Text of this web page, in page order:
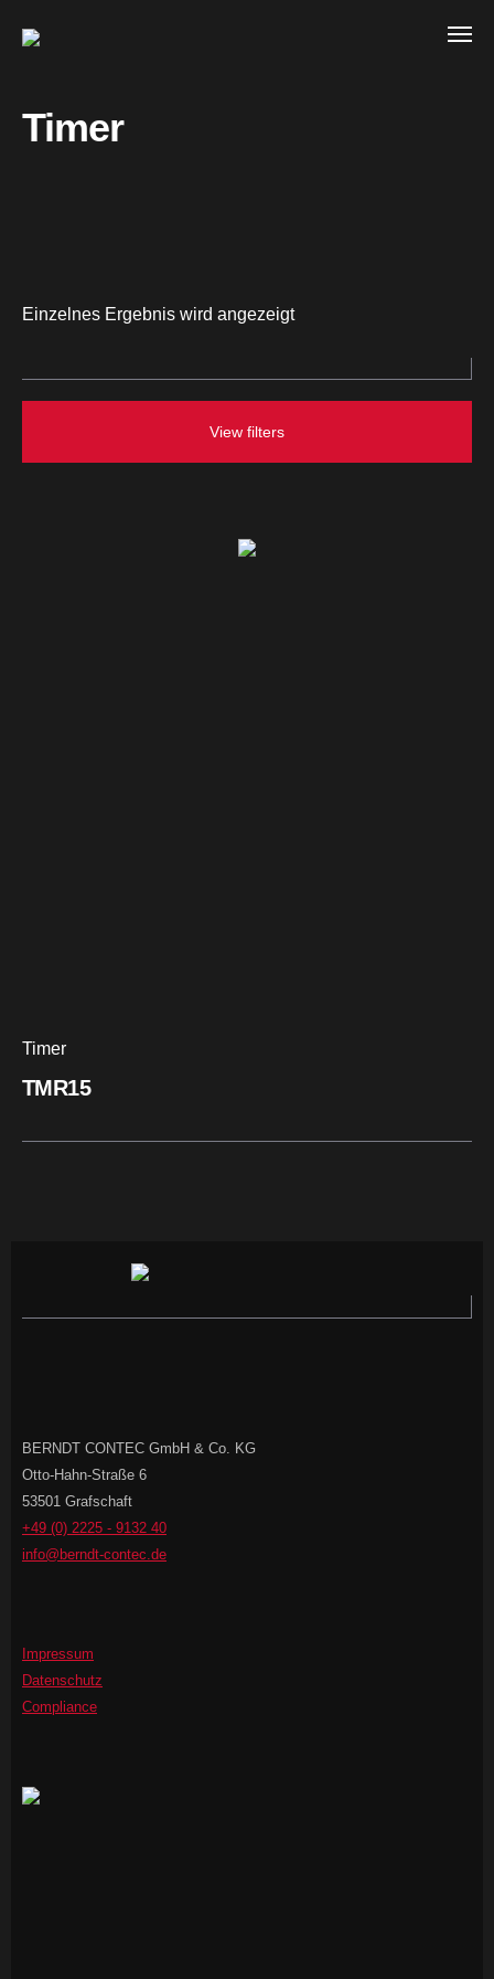
Timer
Einzelnes Ergebnis wird angezeigt
View filters
Timer
TMR15
BERNDT CONTEC GmbH & Co. KG
Otto-Hahn-Straße 6
53501 Grafschaft
+49 (0) 2225 - 9132 40
info@berndt-contec.de
Impressum
Datenschutz
Compliance